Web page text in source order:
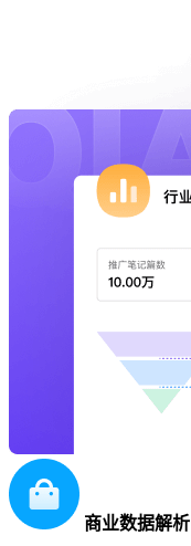
商业数据解析